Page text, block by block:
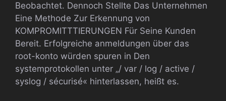
Beobachtet. Dennoch Stellte Das Unternehmen
Eine Methode Zur Erkennung von
KOMPROMITTTIERUNGEN Für Seine Kunden
Bereit. Erfolgreiche anmeldungen über das
root-konto würden spuren in Den
systemprotokollen unter „/ var / log / active /
syslog / sécurisé« hinterlassen, heißt es.